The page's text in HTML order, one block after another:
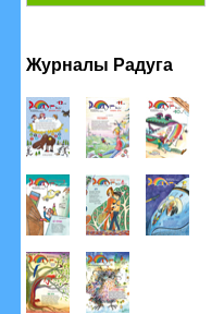
Журналы Радуга